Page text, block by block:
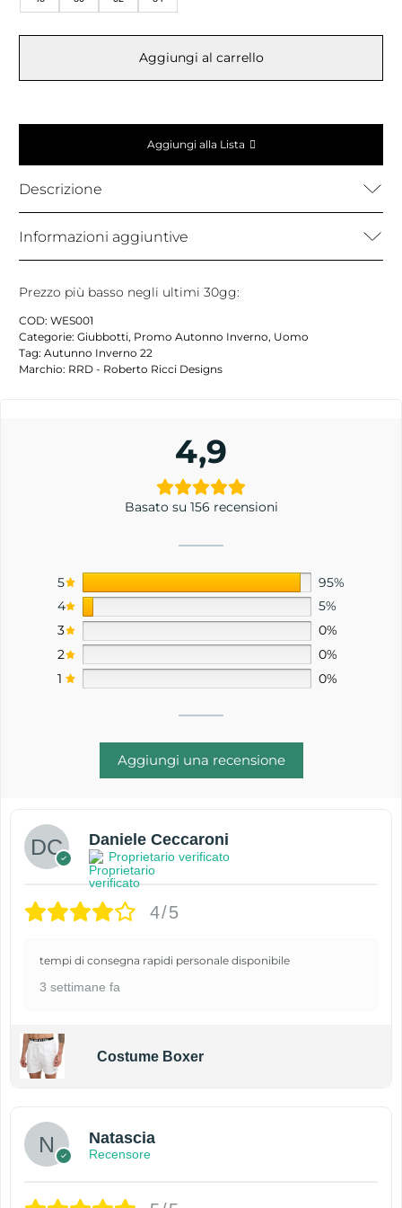
Aggiungi al carrello
Aggiungi alla Lista
Descrizione
Informazioni aggiuntive
Prezzo più basso negli ultimi 30gg:
COD: WES001
Categorie: Giubbotti, Promo Autonno Inverno, Uomo
Tag: Autunno Inverno 22
Marchio: RRD - Roberto Ricci Designs
4,9
Basato su 156 recensioni
5
95%
4
5%
3
0%
2
0%
1
0%
Aggiungi una recensione
Daniele Ceccaroni
Proprietario verificato
4/5
tempi di consegna rapidi personale disponibile
3 settimane fa
Costume Boxer
Natascia
Recensore